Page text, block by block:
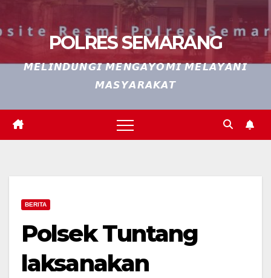
POLRES SEMARANG
𝙈𝙀𝙇𝙄𝙉𝘿𝙐𝙉𝙂𝙄 𝙈𝙀𝙉𝙂𝘼𝙔𝙊𝙈𝙄 𝙈𝙀𝙇𝘼𝙔𝘼𝙉𝙄
𝙈𝘼𝙎𝙔𝘼𝙍𝘼𝙆𝘼𝙏
BERITA
Polsek Tuntang
laksanakan